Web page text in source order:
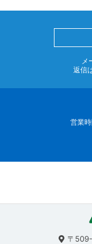
メ
返信
営業
〒